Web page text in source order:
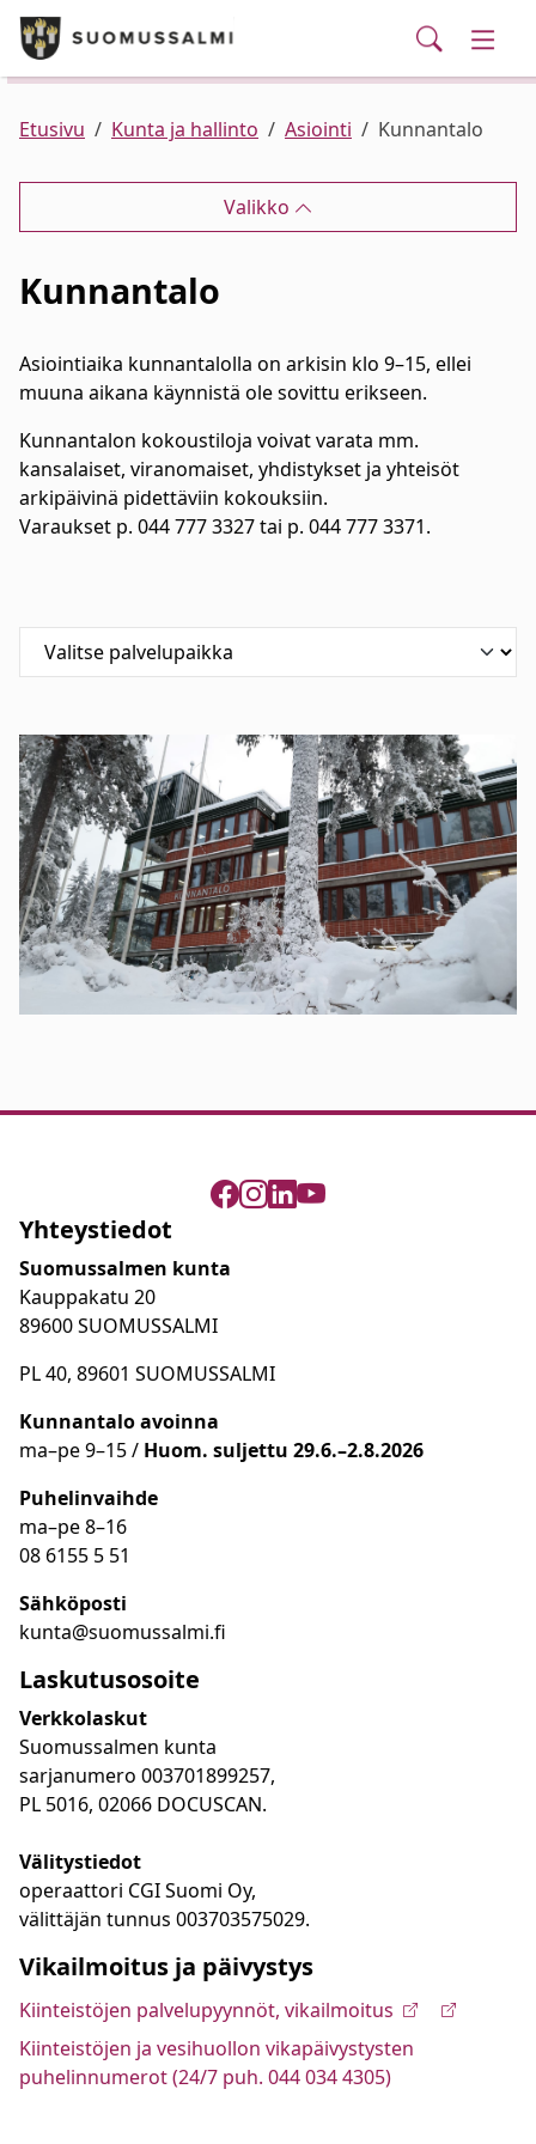
Siirry pääsisältöön
Puhelinluettelo/yhteystiedot
Palvelut
Ajankohtaista
Verkkokauppa
Haku
Kunta ja hallinto
Asuminen ja ympäristö
Varhaiskasvatus ja koulutus
Elinvoima
Etusivu Kunta ja hallinto Asiointi Kunnantalo
Valikko
Kunnantalo
Asiointiaika kunnantalolla on arkisin klo 9–15, ellei
muuna aikana käynnistä ole sovittu erikseen.
Kunnantalon kokoustiloja voivat varata mm.
kansalaiset, viranomaiset, yhdistykset ja yhteisöt
arkipäivinä pidettäviin kokouksiin.
Varaukset p. 044 777 3327 tai p. 044 777 3371.
Yhteystiedot
Suomussalmen kunta
Kauppakatu 20
89600 SUOMUSSALMI
PL 40, 89601 SUOMUSSALMI
Kunnantalo avoinna
ma–pe 9–15 / Huom. suljettu 29.6.–2.8.2026
Puhelinvaihde
ma–pe 8–16
08 6155 5 51
Sähköposti
kunta@suomussalmi.fi
Laskutusosoite
Verkkolaskut
Suomussalmen kunta
sarjanumero 003701899257,
PL 5016, 02066 DOCUSCAN.
Välitystiedot
operaattori CGI Suomi Oy,
välittäjän tunnus 003703575029.
Vikailmoitus ja päivystys
Kiinteistöjen palvelupyynnöt, vikailmoitus
Kiinteistöjen ja vesihuollon vikapäivystysten
puhelinnumerot (24/7 puh. 044 034 4305)